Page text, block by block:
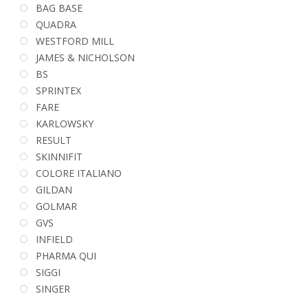
BAG BASE
QUADRA
WESTFORD MILL
JAMES & NICHOLSON
BS
SPRINTEX
FARE
KARLOWSKY
RESULT
SKINNIFIT
COLORE ITALIANO
GILDAN
GOLMAR
GVS
INFIELD
PHARMA QUI
SIGGI
SINGER